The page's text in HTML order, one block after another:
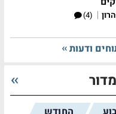
|
(4)
ודעות